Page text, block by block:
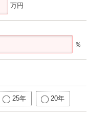
万円
％
25年 20年